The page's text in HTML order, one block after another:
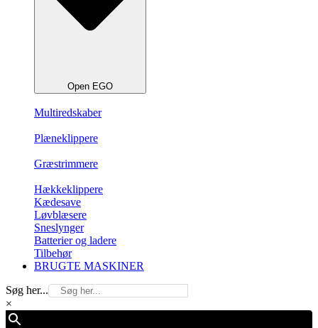
Open EGO
Multiredskaber
Plæneklippere
Græstrimmere
Hækkeklippere
Kædesave
Løvblæsere
Sneslynger
Batterier og ladere
Tilbehør
BRUGTE MASKINER
Søg her...
×